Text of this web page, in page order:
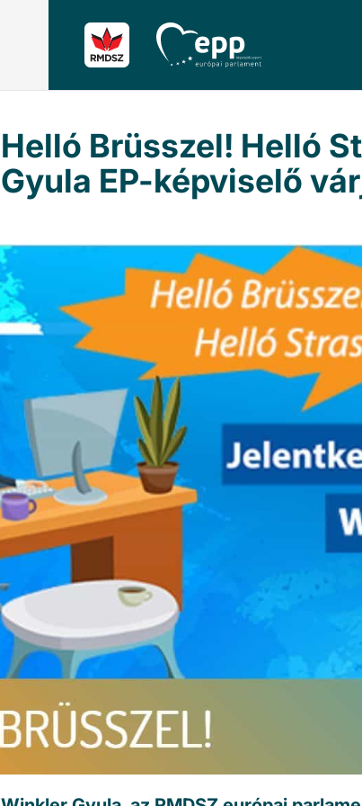
Helló Brüsszel! Helló
Gyula EP-képviselő